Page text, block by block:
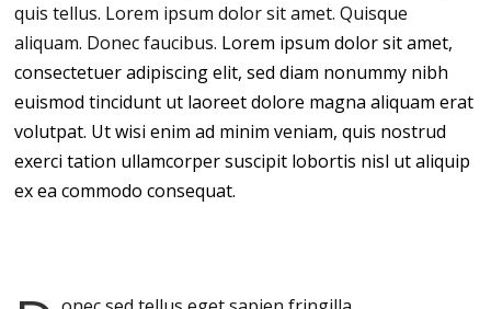
quis tellus. Lorem ipsum dolor sit amet. Quisque
aliquam. Donec faucibus. Lorem ipsum dolor sit amet,
consectetuer adipiscing elit, sed diam nonummy nibh
euismod tincidunt ut laoreet dolore magna aliquam erat
volutpat. Ut wisi enim ad minim veniam, quis nostrud
exerci tation ullamcorper suscipit lobortis nisl ut aliquip
ex ea commodo consequat.